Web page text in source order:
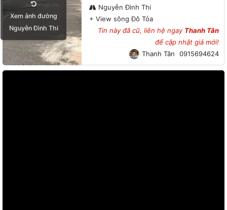
Xem ảnh đường
Nguyễn Đình Thi
Nguyễn Đình Thi
+ View sông Đô Tỏa
Tin này đã cũ, liên hệ ngay Thanh Tân
để cập nhật giá mới!
Thanh Tân
0915694624